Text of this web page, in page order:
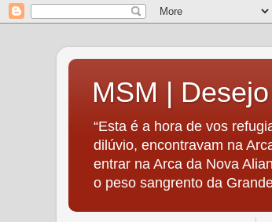
MSM |
“Esta é a hora de vos
dilúvio, encontravam na
entrar na Arca da Nova
o peso sangrento da